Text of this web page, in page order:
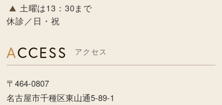
土曜は13：30まで
休診／日・祝
ACCESS アクセス
〒464-0807
名古屋市千種区東山通5-89-1